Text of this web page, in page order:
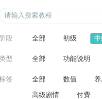
阶段 全部 初级 中
类型 全部 功能说明
签 全部 数值
高级剧情 付费